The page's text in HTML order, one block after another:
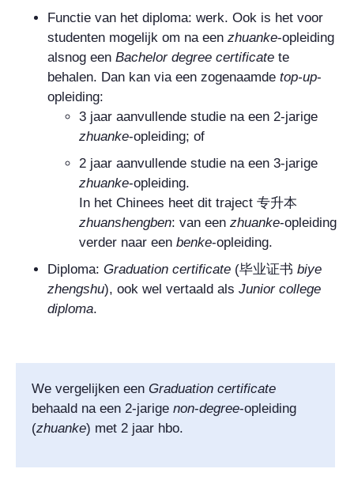
Functie van het diploma: werk. Ook is het voor
studenten mogelijk om na een zhuanke-opleiding
alsnog een Bachelor degree certificate te
behalen. Dan kan via een zogenaamde top-up-
opleiding:
3 jaar aanvullende studie na een 2-jarige
zhuanke-opleiding; of
2 jaar aanvullende studie na een 3-jarige
zhuanke-opleiding.
In het Chinees heet dit traject 专升本
zhuanshengben: van een zhuanke-opleiding
verder naar een benke-opleiding.
Diploma: Graduation certificate (毕业证书 biye
zhengshu), ook wel vertaald als Junior college
diploma.
We vergelijken een Graduation certificate
behaald na een 2-jarige non-degree-opleiding
(zhuanke) met 2 jaar hbo.